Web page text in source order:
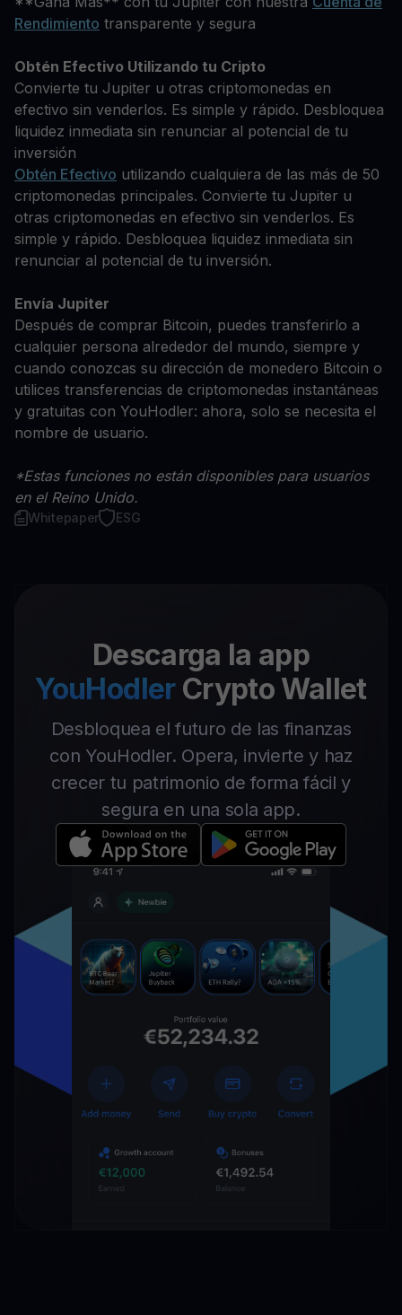
Rendimiento transparente y segura
Obtén Efectivo Utilizando tu Cripto
Convierte tu Jupiter u otras criptomonedas en
efectivo sin venderlos. Es simple y rápido. Desbloquea
liquidez inmediata sin renunciar al potencial de tu
inversión
Obtén Efectivo utilizando cualquiera de las más de 50
criptomonedas principales. Convierte tu Jupiter u
otras criptomonedas en efectivo sin venderlos. Es
simple y rápido. Desbloquea liquidez inmediata sin
renunciar al potencial de tu inversión.
Envía Jupiter
Después de comprar Bitcoin, puedes transferirlo a
cualquier persona alrededor del mundo, siempre y
cuando conozcas su dirección de monedero Bitcoin o
utilices transferencias de criptomonedas instantáneas
y gratuitas con YouHodler: ahora, solo se necesita el
nombre de usuario.
*Estas funciones no están disponibles para usuarios
en el Reino Unido.
Whitepaper ESG
Descarga la app
YouHodler Crypto Wallet
Desbloquea el futuro de las finanzas
con YouHodler. Opera, invierte y haz
crecer tu patrimonio de forma fácil y
segura en una sola app.